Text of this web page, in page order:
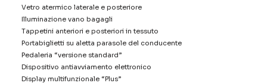
Vetro atermico laterale e posteriore
Illuminazione vano bagagli
Tappetini anteriori e posteriori in tessuto
Portabiglietti su aletta parasole del conducente
Pedaleria “versione standard”
Dispositivo antiavviamento elettronico
Display multifunzionale “Plus”